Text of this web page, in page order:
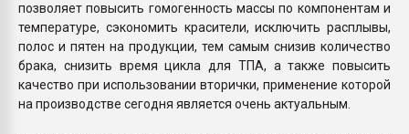
позволяет повысить гомогенность массы по компонентам и
температуре, сэкономить красители, исключить расплывы,
полос и пятен на продукции, тем самым снизив количество
брака, снизить время цикла для ТПА, а также повысить
качество при использовании вторички, применение которой
на производстве сегодня является очень актуальным.